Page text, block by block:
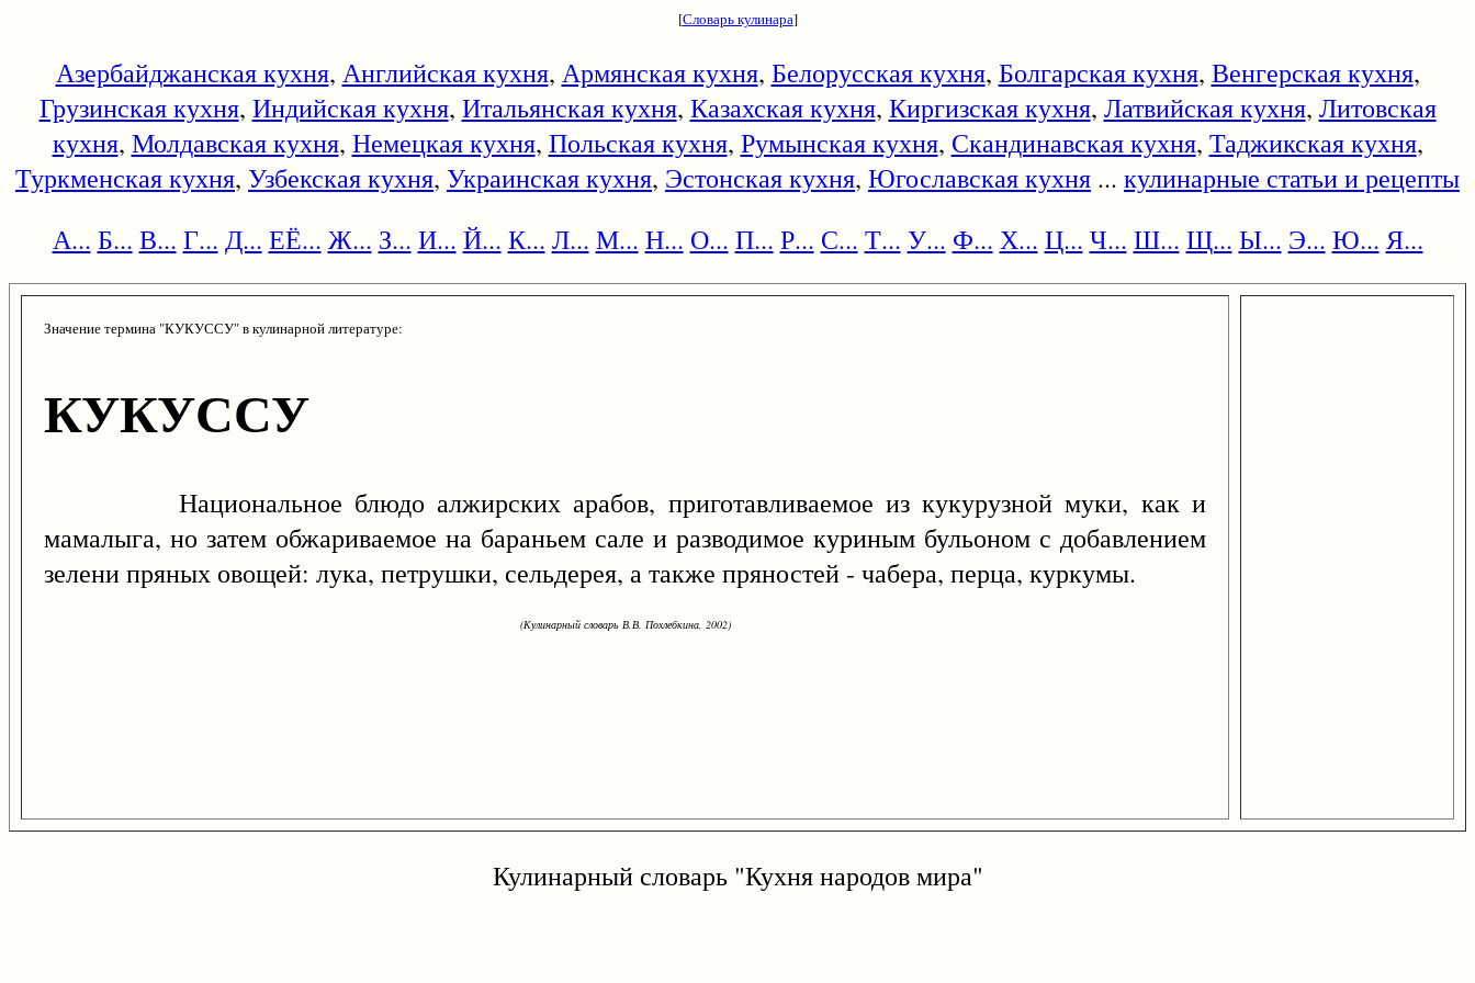
[Словарь кулинара]
Азербайджанская кухня, Английская кухня, Армянская кухня, Белорусская кухня, Болгарская кухня, Венгерская кухня,
Грузинская кухня, Индийская кухня, Итальянская кухня, Казахская кухня, Киргизская кухня, Латвийская кухня, Литовская
кухня, Молдавская кухня, Немецкая кухня, Польская кухня, Румынская кухня, Скандинавская кухня, Таджикская кухня,
Туркменская кухня, Узбекская кухня, Украинская кухня, Эстонская кухня, Югославская кухня ... кулинарные статьи и рецепты
А... Б... В... Г... Д... ЕЁ... Ж... З... И... Й... К... Л... М... Н... О... П... Р... С... Т... У... Ф... Х... Ц... Ч... Ш... Щ... Ы... Э... Ю... Я...
Значение термина "КУКУССУ" в кулинарной литературе:
КУКУССУ
Национальное блюдо алжирских арабов, приготавливаемое из кукурузной муки, как и
мамалыга, но затем обжариваемое на бараньем сале и разводимое куриным бульоном с добавлением
зелени пряных овощей: лука, петрушки, сельдерея, а также пряностей - чабера, перца, куркумы.
(Кулинарный словарь В.В. Похлебкина, 2002)
Кулинарный словарь "Кухня народов мира"